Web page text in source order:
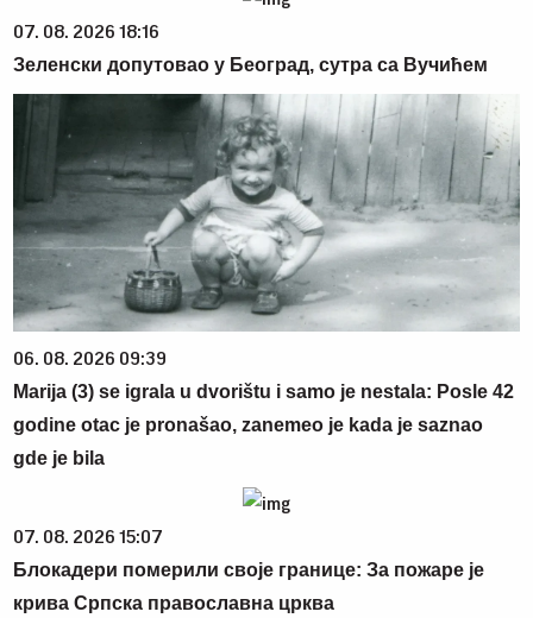
07. 08. 2026 18:16
Зеленски допутовао у Београд, сутра са Вучићем
06. 08. 2026 09:39
Marija (3) se igrala u dvorištu i samo je nestala: Posle 42
godine otac je pronašao, zanemeo je kada je saznao
gde je bila
07. 08. 2026 15:07
Блокадери померили своје границе: За пожаре је
крива Српска православна црква